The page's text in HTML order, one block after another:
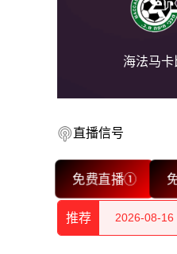
海法马卡
直播信号
免费直播①
推荐
2026-08-16
2026-08-16